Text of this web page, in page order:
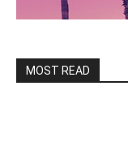
MOST READ